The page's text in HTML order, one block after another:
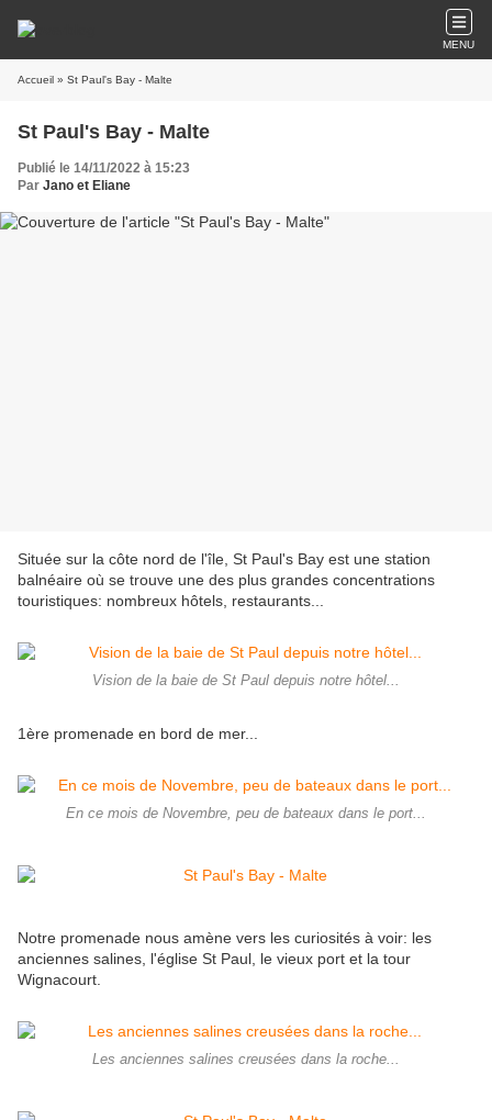
MENU
Accueil » St Paul's Bay - Malte
St Paul's Bay - Malte
Publié le 14/11/2022 à 15:23
Par Jano et Eliane
Située sur la côte nord de l'île, St Paul's Bay est une station
balnéaire où se trouve une des plus grandes concentrations
touristiques: nombreux hôtels, restaurants...
Vision de la baie de St Paul depuis notre hôtel...
1ère promenade en bord de mer...
En ce mois de Novembre, peu de bateaux dans le port...
Notre promenade nous amène vers les curiosités à voir: les
anciennes salines, l'église St Paul, le vieux port et la tour
Wignacourt.
Les anciennes salines creusées dans la roche...